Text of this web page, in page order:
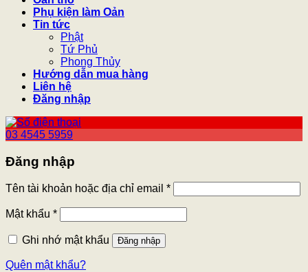
Phụ kiện làm Oản
Tin tức
Phật
Tứ Phủ
Phong Thủy
Hướng dẫn mua hàng
Liên hệ
Đăng nhập
03 4545 5959
Đăng nhập
Tên tài khoản hoặc địa chỉ email *
Mật khẩu *
Ghi nhớ mật khẩu Đăng nhập
Quên mật khẩu?